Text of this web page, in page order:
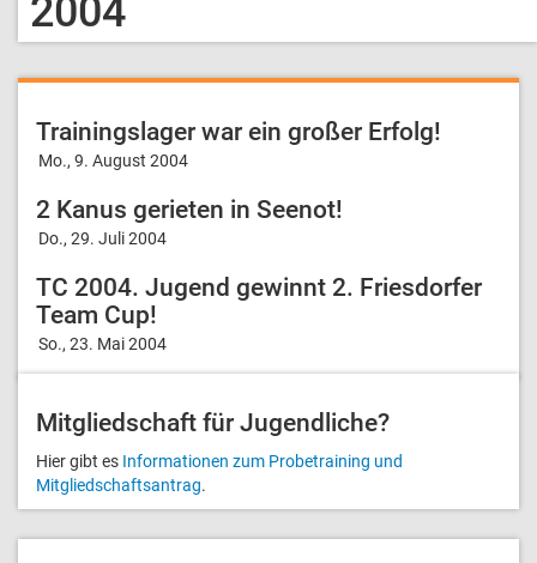
2004
Trainingslager war ein großer Erfolg!
Mo., 9. August 2004
2 Kanus gerieten in Seenot!
Do., 29. Juli 2004
TC 2004. Jugend gewinnt 2. Friesdorfer
Team Cup!
So., 23. Mai 2004
Mitglied­schaft für Jugendliche?
Hier gibt es Informationen zum Probetraining und
Mitgliedschafts­antrag.